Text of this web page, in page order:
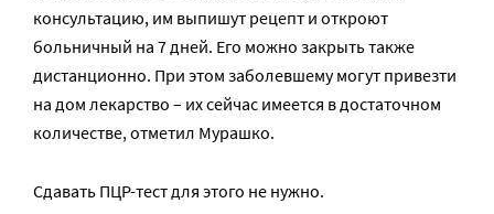
консультацию, им выпишут рецепт и откроют
больничный на 7 дней. Его можно закрыть также
дистанционно. При этом заболевшему могут привезти
на дом лекарство – их сейчас имеется в достаточном
количестве, отметил Мурашко.
Сдавать ПЦР-тест для этого не нужно.